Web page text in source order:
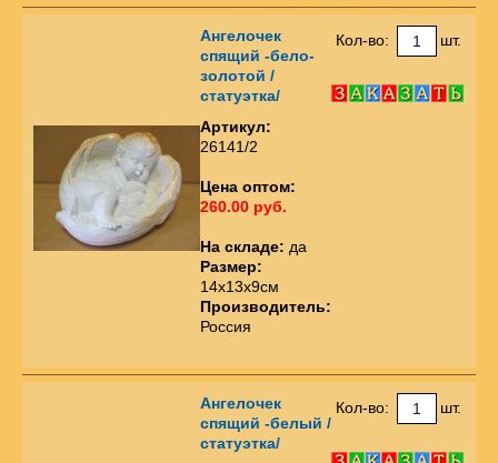
Ангелочек
спящий -бело-
золотой /
статуэтка/
Артикул:
26141/2
Цена оптом:
260.00 руб.
На складе: да
Размер:
14х13х9см
Производитель:
Россия
Кол-во: шт.
Ангелочек
спящий -белый /
статуэтка/
Кол-во: шт.